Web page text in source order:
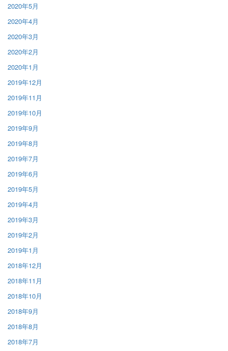
2020年5月
2020年4月
2020年3月
2020年2月
2020年1月
2019年12月
2019年11月
2019年10月
2019年9月
2019年8月
2019年7月
2019年6月
2019年5月
2019年4月
2019年3月
2019年2月
2019年1月
2018年12月
2018年11月
2018年10月
2018年9月
2018年8月
2018年7月